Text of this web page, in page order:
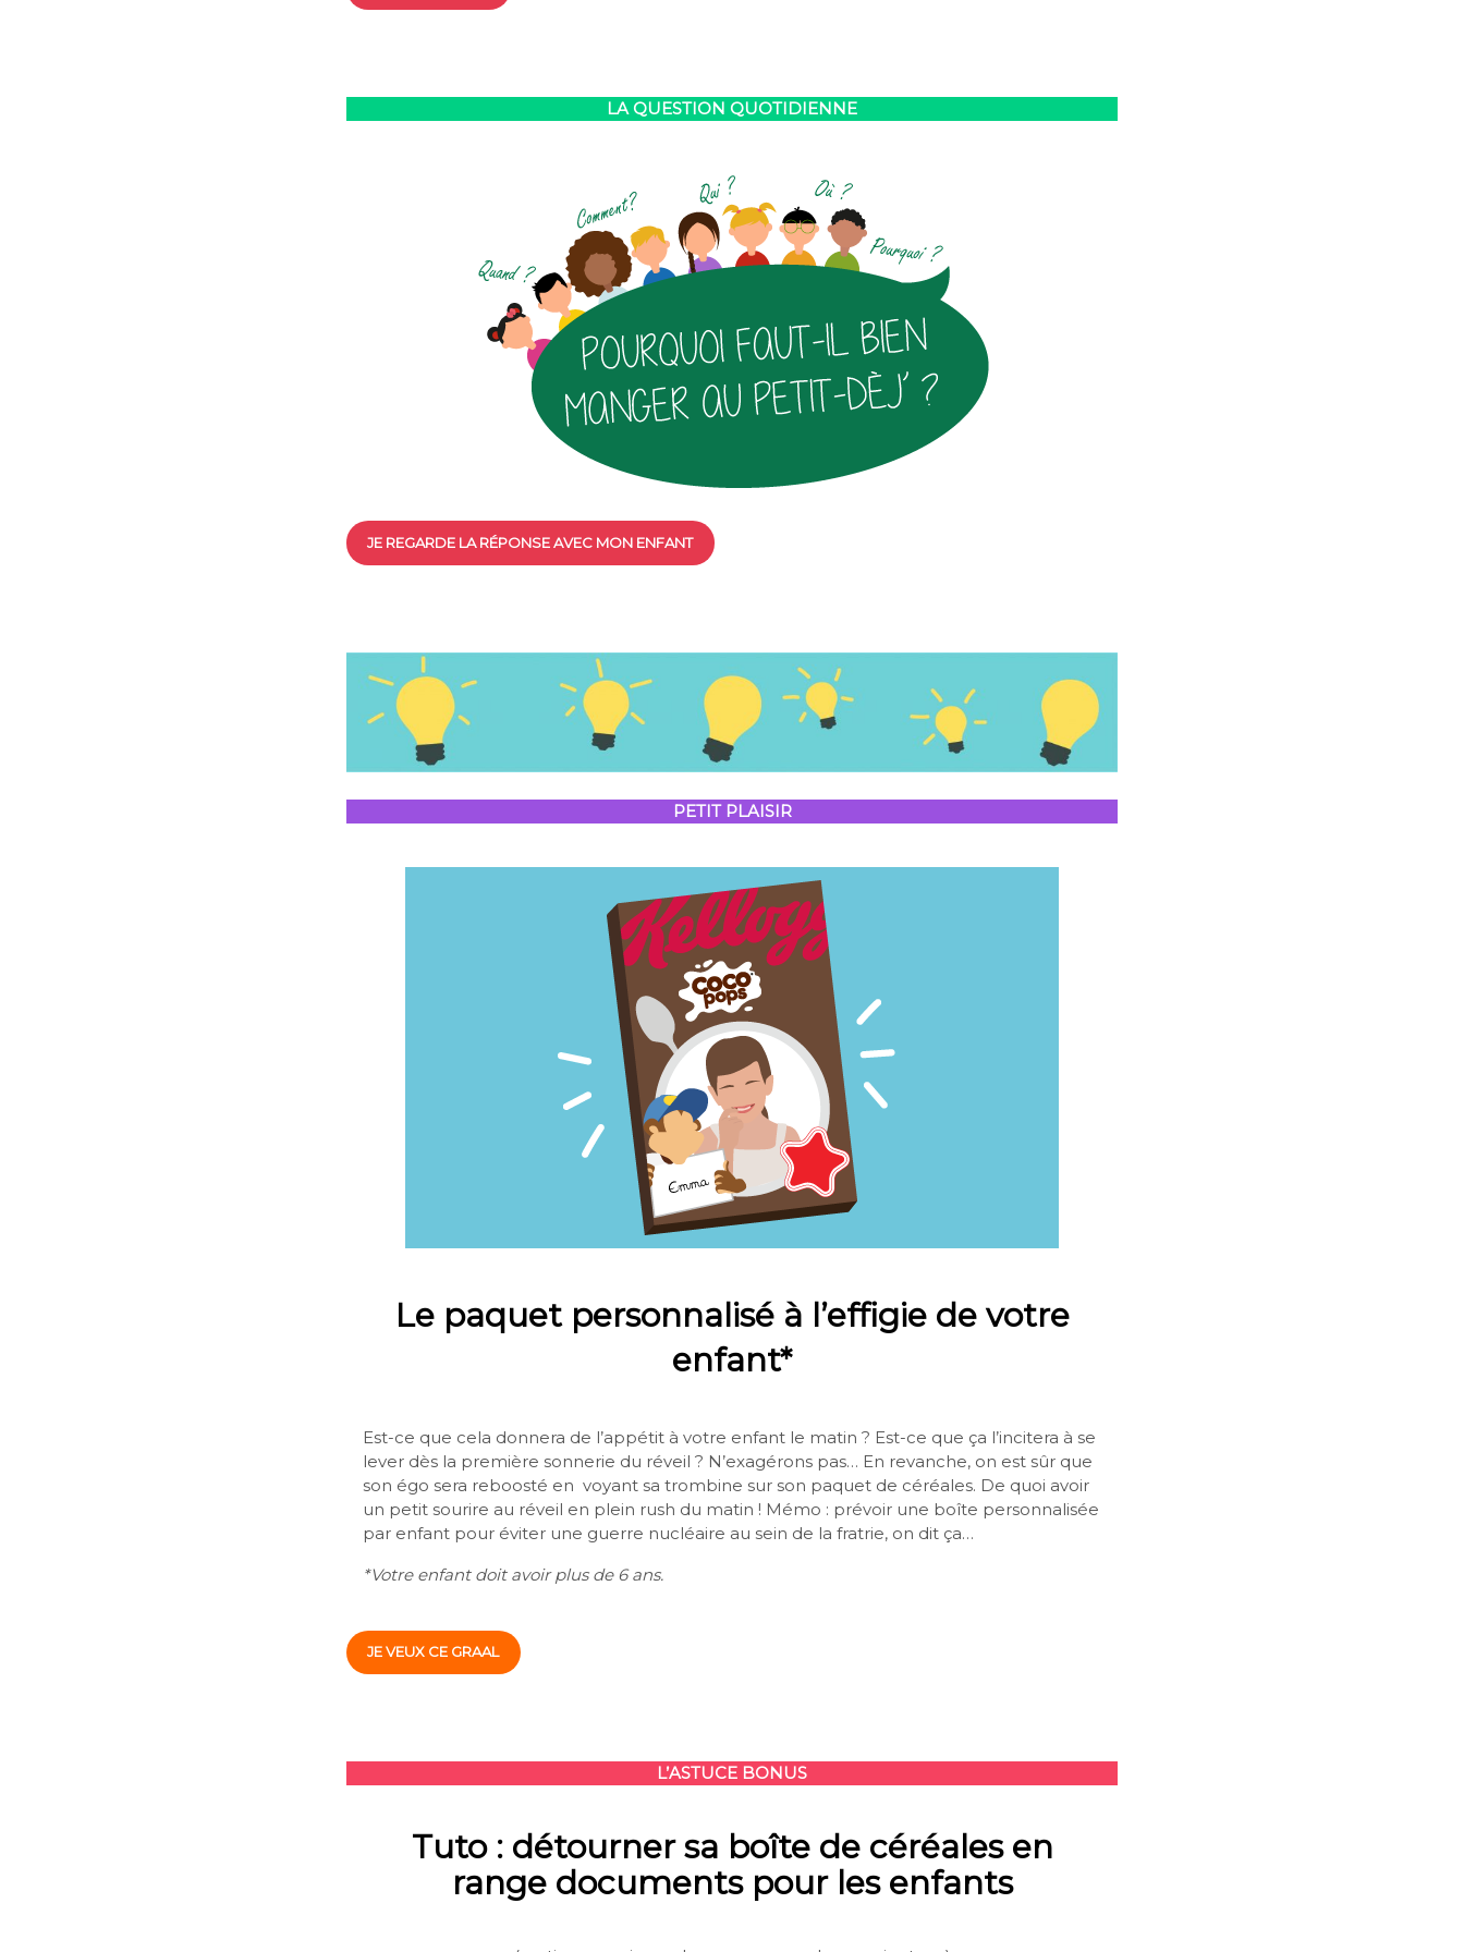
LA QUESTION QUOTIDIENNE
JE REGARDE LA RÉPONSE AVEC MON ENFANT
PETIT PLAISIR
Le paquet personnalisé à l’effigie de votre
enfant*
Est-ce que cela donnera de l’appétit à votre enfant le matin ? Est-ce que ça l’incitera à se
lever dès la première sonnerie du réveil ? N’exagérons pas… En revanche, on est sûr que
son égo sera reboosté en voyant sa trombine sur son paquet de céréales. De quoi avoir
un petit sourire au réveil en plein rush du matin ! Mémo : prévoir une boîte personnalisée
par enfant pour éviter une guerre nucléaire au sein de la fratrie, on dit ça…
*Votre enfant doit avoir plus de 6 ans.
JE VEUX CE GRAAL
L’ASTUCE BONUS
Tuto : détourner sa boîte de céréales en
range documents pour les enfants